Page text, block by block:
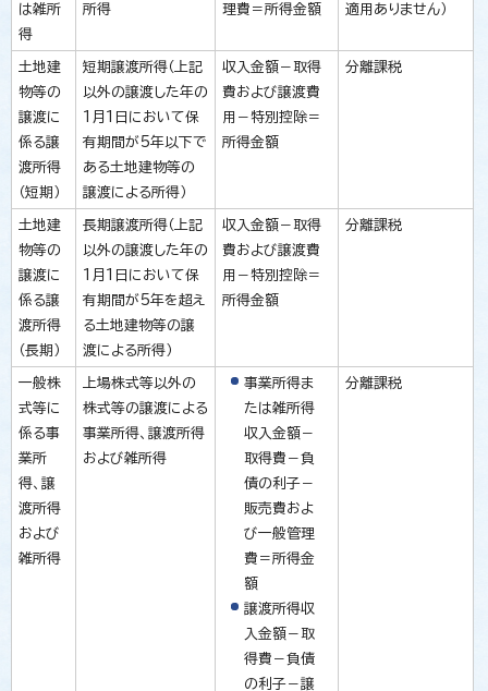
は雑所
得
所得
理費＝所得金額
適用ありません）
土地建
物等の
譲渡に
係る譲
渡所得
（短期）
短期譲渡所得（上記
以外の譲渡した年の
1月1日において保
有期間が5年以下で
ある土地建物等の
譲渡による所得）
収入金額－取得
費および譲渡費
用－特別控除＝
所得金額
分離課税
土地建
物等の
譲渡に
係る譲
渡所得
（長期）
長期譲渡所得（上記
以外の譲渡した年の
1月1日において保
有期間が5年を超え
る土地建物等の譲
渡による所得）
収入金額－取得
費および譲渡費
用－特別控除＝
所得金額
分離課税
一般株
式等に
係る事
業所
得、譲
渡所得
および
雑所得
上場株式等以外の
株式等の譲渡による
事業所得、譲渡所得
および雑所得
事業所得ま
たは雑所得
収入金額－
取得費－負
債の利子－
販売費およ
び一般管理
費＝所得金
額
譲渡所得収
入金額－取
得費－負債
の利子－譲
分離課税